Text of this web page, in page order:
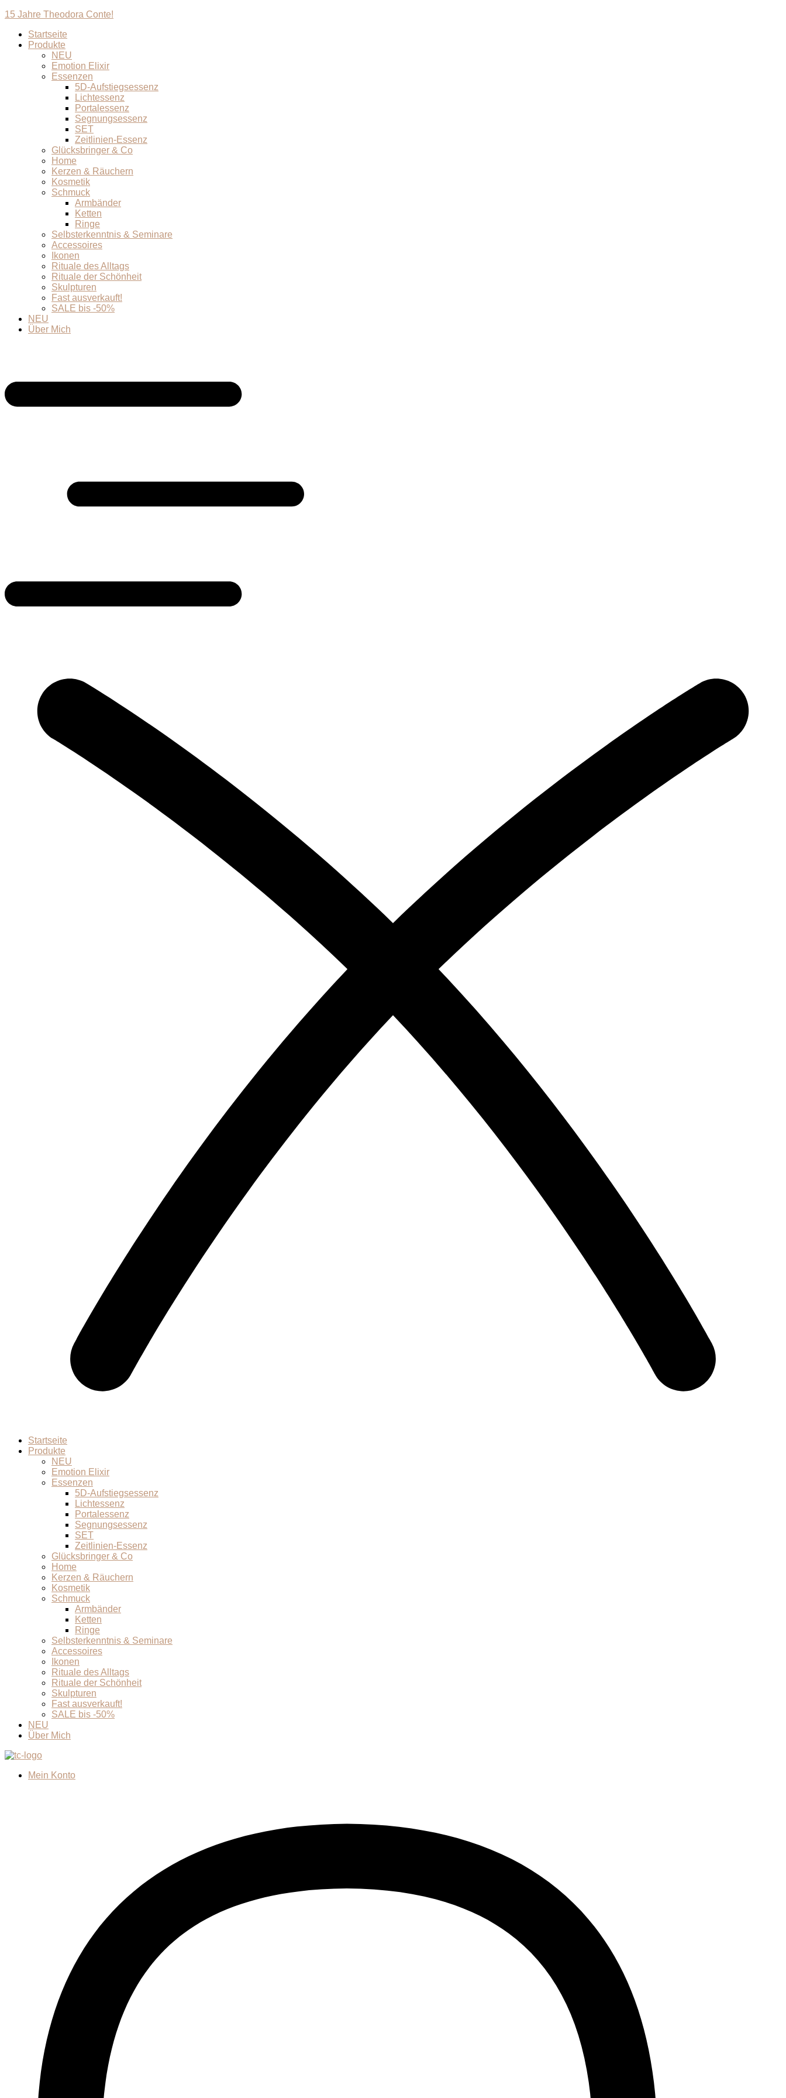
15 Jahre Theodora Conte!
Startseite
Produkte
NEU
Emotion Elixir
Essenzen
5D-Aufstiegsessenz
Lichtessenz
Portalessenz
Segnungsessenz
SET
Zeitlinien-Essenz
Glücksbringer & Co
Home
Kerzen & Räuchern
Kosmetik
Schmuck
Armbänder
Ketten
Ringe
Selbsterkenntnis & Seminare
Accessoires
Ikonen
Rituale des Alltags
Rituale der Schönheit
Skulpturen
Fast ausverkauft!
SALE bis -50%
NEU
Über Mich
Startseite
Produkte
NEU
Emotion Elixir
Essenzen
5D-Aufstiegsessenz
Lichtessenz
Portalessenz
Segnungsessenz
SET
Zeitlinien-Essenz
Glücksbringer & Co
Home
Kerzen & Räuchern
Kosmetik
Schmuck
Armbänder
Ketten
Ringe
Selbsterkenntnis & Seminare
Accessoires
Ikonen
Rituale des Alltags
Rituale der Schönheit
Skulpturen
Fast ausverkauft!
SALE bis -50%
NEU
Über Mich
Mein Konto